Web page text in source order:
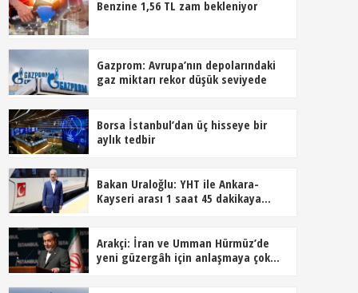
Benzine 1,56 TL zam bekleniyor
Gazprom: Avrupa’nın depolarındaki
gaz miktarı rekor düşük seviyede
Borsa İstanbul’dan üç hisseye bir
aylık tedbir
Bakan Uraloğlu: YHT ile Ankara-
Kayseri arası 1 saat 45 dakikaya
Arakçi: İran ve Umman Hürmüz’de
yeni güzergâh için anlaşmaya çok